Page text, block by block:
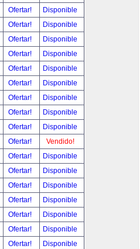
Ofertar!
Disponible
Ofertar!
Disponible
Ofertar!
Disponible
Ofertar!
Disponible
Ofertar!
Disponible
Ofertar!
Disponible
Ofertar!
Disponible
Ofertar!
Disponible
Ofertar!
Disponible
Ofertar!
Vendido!
Ofertar!
Disponible
Ofertar!
Disponible
Ofertar!
Disponible
Ofertar!
Disponible
Ofertar!
Disponible
Ofertar!
Disponible
Ofertar! Disponible